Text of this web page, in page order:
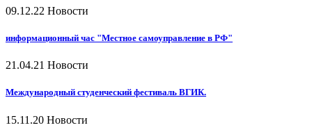
09.12.22 Новости
информационный час "Местное самоуправление в РФ"
21.04.21 Новости
Международный студенческий фестиваль ВГИК.
15.11.20 Новости